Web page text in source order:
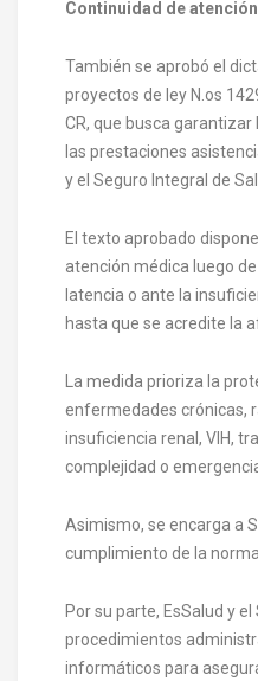
Continuidad de
También se aprobó el
proyectos de ley N.os
CR, que busca
las prestaciones
y el Seguro Integral de
El texto aprobado
atención médica luego
latencia o ante la
hasta que se acredite la
La medida prioriza la
enfermedades crónicas,
insuficiencia renal, VIH,
complejidad o
Asimismo, se encarga a
cumplimiento de la norma.
Por su parte, EsSalud y
procedimientos
informáticos para